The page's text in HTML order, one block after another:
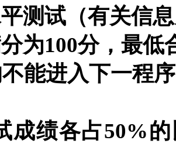
测试（有关信
为100分，最低
能进入下一程
成绩各占50%